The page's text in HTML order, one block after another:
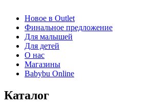
Новое в Outlet
Финальное предложение
Для малышей
Для детей
О нас
Магазины
Babybu Online
Каталог